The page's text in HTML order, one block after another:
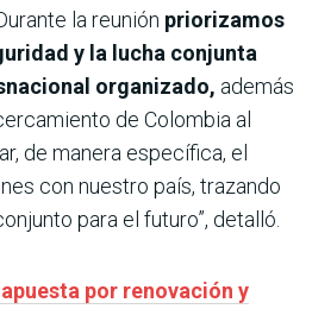
la reunión priorizamos
y la lucha conjunta
organizado, además
de Colombia al
de manera específica, el
con nuestro país, trazando
para el futuro”, detalló.
por renovación y